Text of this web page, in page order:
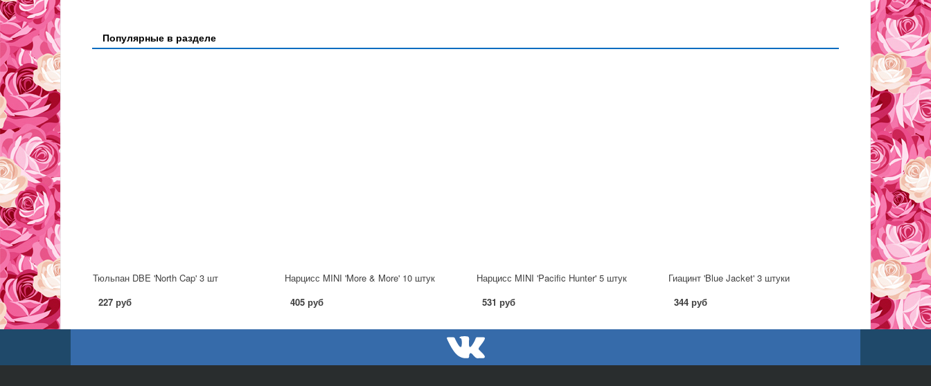
Популярные в разделе
Тюльпан DBE 'North Cap' 3 шт
227 руб
Нарцисс MINI 'More & More' 10 штук
405 руб
Нарцисс MINI 'Pacific Hunter' 5 штук
531 руб
Гиацинт 'Blue Jacket' 3 штуки
344 руб